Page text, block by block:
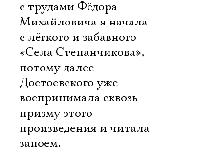
с трудами Фёдора
Михайловича я начала
с лёгкого и забавного
«Села Степанчикова»,
потому далее
Достоевского уже
воспринимала сквозь
призму этого
произведения и читала
запоем.